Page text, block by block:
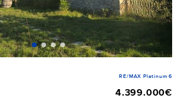
RE/MAX Platinum 6
4.399.000€